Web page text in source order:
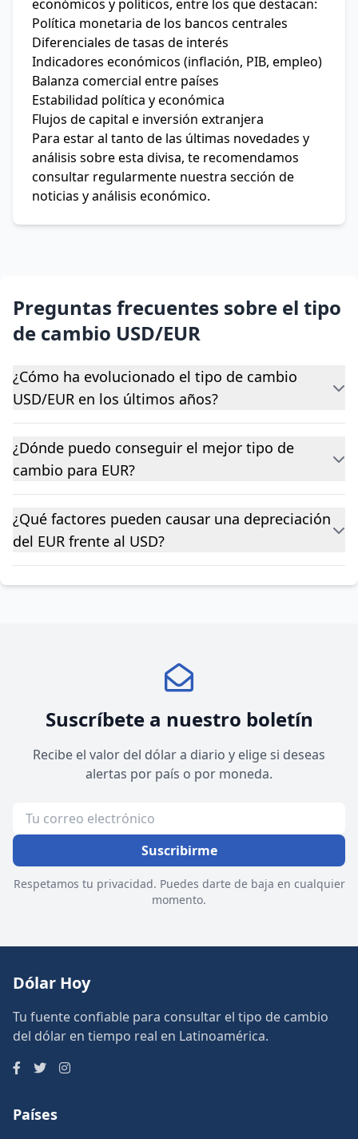
económicos y políticos, entre los que destacan:
Política monetaria de los bancos centrales
Diferenciales de tasas de interés
Indicadores económicos (inflación, PIB, empleo)
Balanza comercial entre países
Estabilidad política y económica
Flujos de capital e inversión extranjera
Para estar al tanto de las últimas novedades y
análisis sobre esta divisa, te recomendamos
consultar regularmente nuestra sección de
noticias y análisis económico.
Preguntas frecuentes sobre el tipo
de cambio USD/EUR
¿Cómo ha evolucionado el tipo de cambio
USD/EUR en los últimos años?
¿Dónde puedo conseguir el mejor tipo de
cambio para EUR?
¿Qué factores pueden causar una depreciación
del EUR frente al USD?
Suscríbete a nuestro boletín
Recibe el valor del dólar a diario y elige si deseas
alertas por país o por moneda.
Suscribirme
Respetamos tu privacidad. Puedes darte de baja en cualquier
momento.
Dólar Hoy
Tu fuente confiable para consultar el tipo de cambio
del dólar en tiempo real en Latinoamérica.
Países